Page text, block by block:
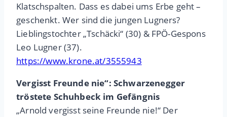
Klatschspalten. Dass es dabei ums Erbe geht –
geschenkt. Wer sind die jungen Lugners?
Lieblingstochter „Tschäcki“ (30) & FPÖ-Gespons
Leo Lugner (37).
https://www.krone.at/3555943
Vergisst Freunde nie“: Schwarzenegger
tröstete Schuhbeck im Gefängnis
„Arnold vergisst seine Freunde nie!“ Der